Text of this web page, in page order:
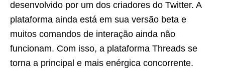
desenvolvido por um dos criadores do Twitter. A
plataforma ainda está em sua versão beta e
muitos comandos de interação ainda não
funcionam. Com isso, a plataforma Threads se
torna a principal e mais enérgica concorrente.